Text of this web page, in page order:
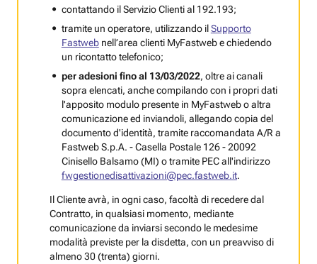
contattando il Servizio Clienti al 192.193;
tramite un operatore, utilizzando ilSupporto
Fastwebnell’area clienti MyFastweb e chiedendo
un ricontatto telefonico;
per adesioni fino al 13/03/2022, oltre ai canali
sopra elencati, anche compilando con i propri dati
l'apposito modulo presente in MyFastweb o altra
comunicazione ed inviandoli, allegando copia del
documento d'identità, tramite raccomandata A/R a
Fastweb S.p.A. - Casella Postale 126 - 20092
Cinisello Balsamo (MI) o tramite PEC all'indirizzo
fwgestionedisattivazioni@pec.fastweb.it.
Il Cliente avrà, in ogni caso, facoltà di recedere dal
Contratto, in qualsiasi momento, mediante
comunicazione da inviarsi secondo le medesime
modalità previste per la disdetta, con un preavviso di
almeno 30 (trenta) giorni.